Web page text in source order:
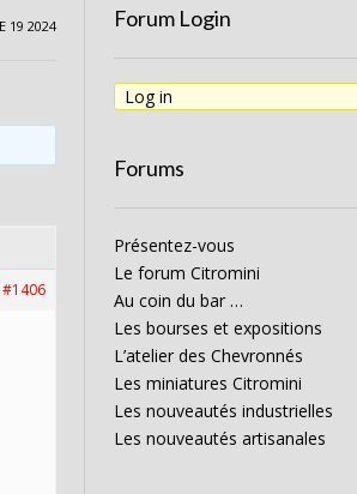
19 2024
#1406
Forum Login
Log in
Forums
Présentez-vous
Le forum Citromini
Au coin du bar …
Les bourses et expositions
L’atelier des Chevronnés
Les miniatures Citromini
Les nouveautés industrielles
Les nouveautés artisanales